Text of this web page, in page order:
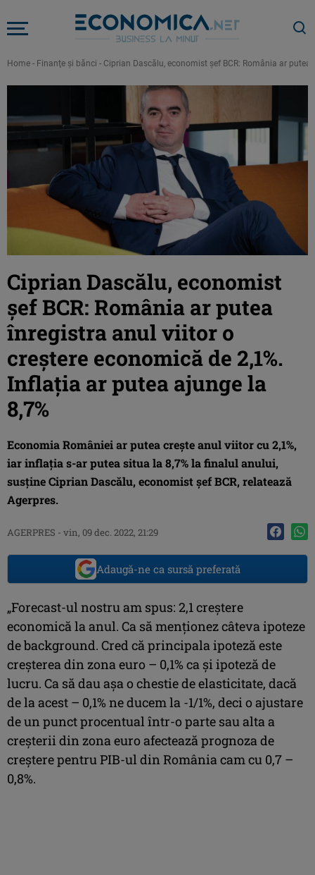
Home - Finanţe şi bănci - Ciprian Dascălu, economist șef BCR: România ar
Ciprian Dascălu, economist
șef BCR: România ar putea
înregistra anul viitor o
creștere economică de 2,1%.
Inflația ar putea ajunge la
8,7%
Economia României ar putea creşte anul viitor cu 2,1%,
iar inflaţia s-ar putea situa la 8,7% la finalul anului,
susţine Ciprian Dascălu, economist şef BCR, relatează
Agerpres.
AGERPRES - vin, 09 dec. 2022, 21:29
Adaugă-ne ca sursă preferată
„Forecast-ul nostru am spus: 2,1 creştere
economică la anul. Ca să menţionez câteva ipoteze
de background. Cred că principala ipoteză este
creşterea din zona euro – 0,1% ca şi ipoteză de
lucru. Ca să dau aşa o chestie de elasticitate, dacă
de la acest – 0,1% ne ducem la -1/1%, deci o ajustare
de un punct procentual într-o parte sau alta a
creşterii din zona euro afectează prognoza de
creştere pentru PIB-ul din România cam cu 0,7 –
0,8%.